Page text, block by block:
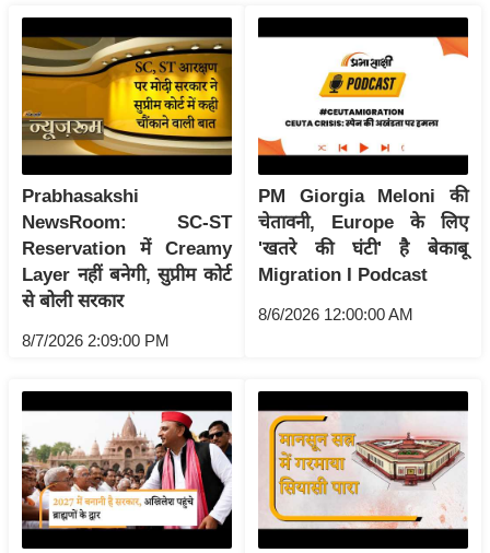
त्रा
ले
श
न
शि
प
रा
ज
ति
वि
श्ले
ष
ण
स
म
Prabhasakshi
NewsRoom: SC-ST
Reservation में Creamy
Layer नहीं बनेगी, सुप्रीम कोर्ट
से बोली सरकार
8/7/2026 2:09:00 PM
PM Giorgia Meloni की
चेतावनी, Europe के लिए
'खतरे की घंटी' है बेकाबू
Migration I Podcast
8/6/2026 12:00:00 AM